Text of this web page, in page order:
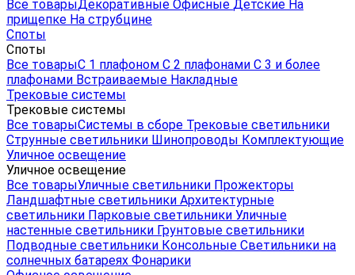
Все товарыДекоративные Офисные Детские На
прищепке На струбцине
Споты
Споты
Все товарыС 1 плафоном С 2 плафонами С 3 и более
плафонами Встраиваемые Накладные
Трековые системы
Трековые системы
Все товарыСистемы в сборе Трековые светильники
Струнные светильники Шинопроводы Комплектующие
Уличное освещение
Уличное освещение
Все товарыУличные светильники Прожекторы
Ландшафтные светильники Архитектурные
светильники Парковые светильники Уличные
настенные светильники Грунтовые светильники
Подводные светильники Консольные Светильники на
солнечных батареях Фонарики